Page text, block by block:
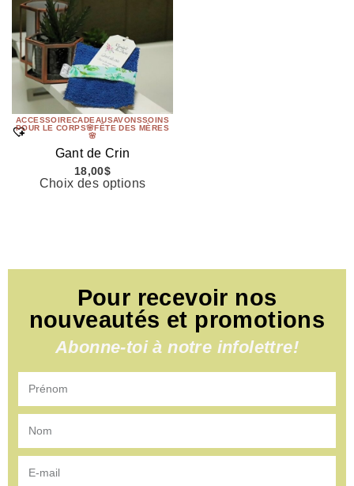
ACCESSOIRECADEAUSAVONSSOINS
POUR LE CORPS🌸FÊTE DES MÈRES
🌸
Gant de Crin
18,00$
Choix des options
Pour recevoir nos
nouveautés et promotions
Abonne-toi à notre infolettre!